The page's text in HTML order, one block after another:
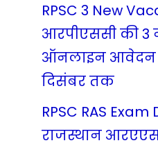
RPSC 3 New
आरपीएससी की 3
ऑनलाइन आवेदन
दिसंबर तक
RPSC RAS
राजस्थान आरएएस